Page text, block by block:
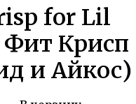
for Lil
Фит Крисп
и Айкос)